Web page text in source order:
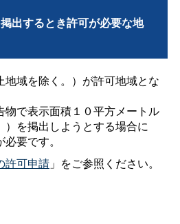
出するとき許可が必要な地
域を除く。）が許可地域とな
物で表示面積１０平方メートル
を掲出しようとする場合に
要です。
許可申請」をご参照ください。